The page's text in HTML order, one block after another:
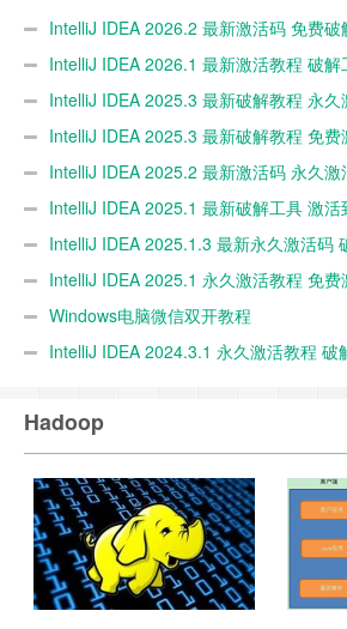
IntelliJ IDEA 2026.2 最新激活码 免费
永久激活2099 亲测
IntelliJ IDEA 2026.1 最新激活教程 破
永久激活码
IntelliJ IDEA 2025.3 最新破解教程 永
破解2099 亲测可用
IntelliJ IDEA 2025.3 最新破解教程 免
一键激活2099 亲测
IntelliJ IDEA 2025.2 最新激活码 永久
亲测IntelliJ IDEA 2025.1 最新破解工具 激
免费下载 亲测可用
IntelliJ IDEA 2025.1.3 最新永久激活码
激活 一键激活
IntelliJ IDEA 2025.1 永久激活教程 免
附工具Windows电脑微信双开教程
IntelliJ IDEA 2024.3.1 永久激活教程 破
Hadoop